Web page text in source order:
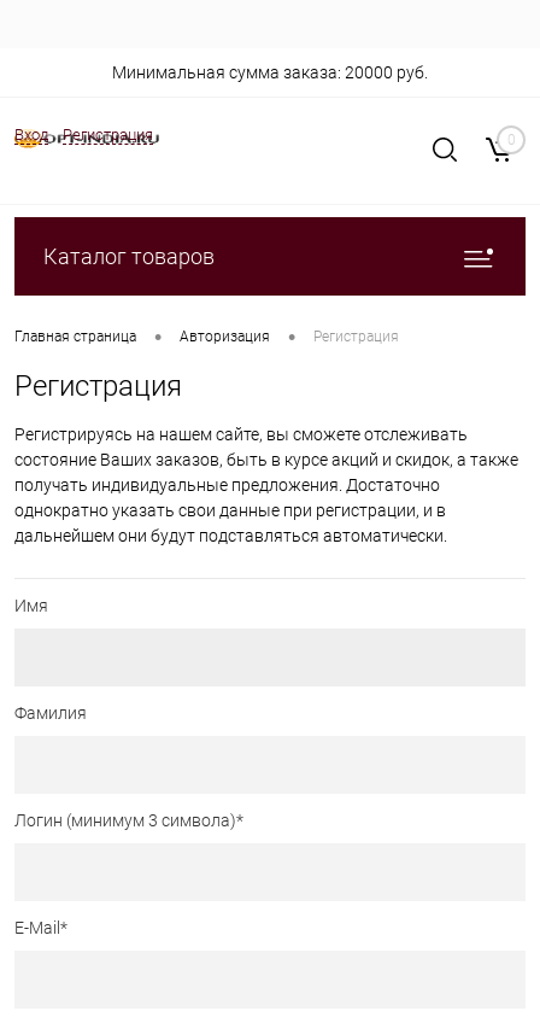
Вход Регистрация
Минимальная сумма заказа: 20000 руб.
0
Каталог товаров
Главная страница • Авторизация • Регистрация
Регистрация
Регистрируясь на нашем сайте, вы сможете отслеживать
состояние Ваших заказов, быть в курсе акций и скидок, а также
получать индивидуальные предложения. Достаточно
однократно указать свои данные при регистрации, и в
дальнейшем они будут подставляться автоматически.
Имя
Фамилия
Логин (минимум 3 символа)*
E-Mail *